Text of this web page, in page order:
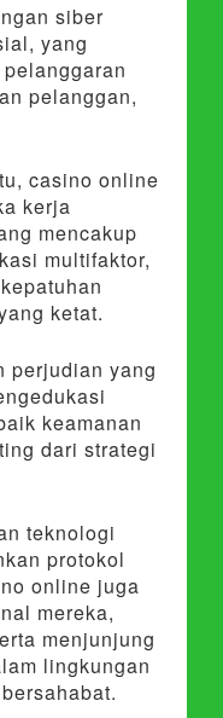
siber
yang
pelanggan,
casino online
kerja
mencakup
multifaktor,
ketat.
perjudian yang
keamanan
dari strategi
teknologi
protokol
online juga
mereka,
menjunjung
lingkungan